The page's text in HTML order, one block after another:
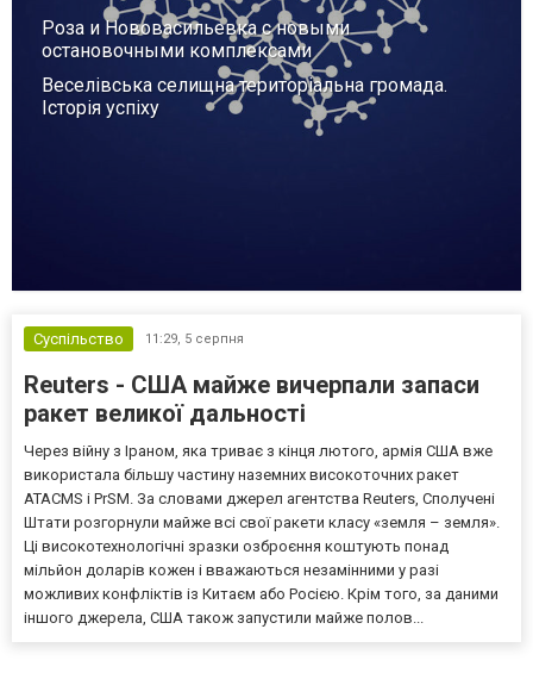
Роза и Нововасильевка с новыми
остановочными комплексами
Веселівська селищна територіальна громада.
Історія успіху
Суспільство 11:29, 5 серпня
Reuters - США майже вичерпали запаси
ракет великої дальності
Через війну з Іраном, яка триває з кінця лютого, армія США вже
використала більшу частину наземних високоточних ракет
ATACMS і PrSM. За словами джерел агентства Reuters, Сполучені
Штати розгорнули майже всі свої ракети класу «земля – земля».
Ці високотехнологічні зразки озброєння коштують понад
мільйон доларів кожен і вважаються незамінними у разі
можливих конфліктів із Китаєм або Росією. Крім того, за даними
іншого джерела, США також запустили майже полов...